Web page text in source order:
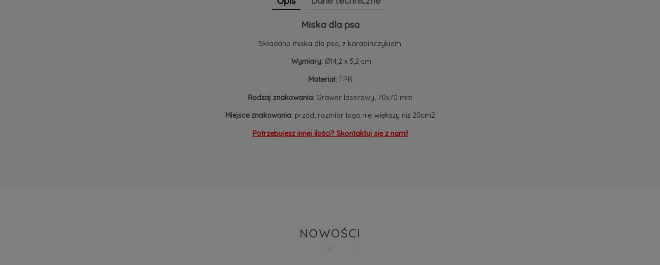
Miska dla psa
Składana miska dla psa, z karabińczykiem
Wymiary:Ø14,2 x 5,2 cm
Materiał:TPR
Rodzaj znakowania:Grawer laserowy, 70x70 mm
Miejsce znakowania: przód, rozmiar logo nie większy niż 20cm2
Potrzebujesz innej ilości? Skontaktuj się z nami!
NOWOŚCI